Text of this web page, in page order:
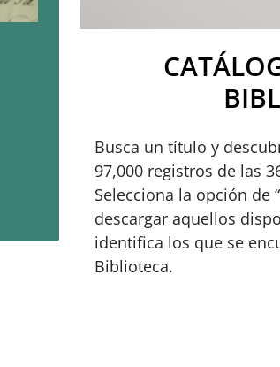
Busca un título y
97,000 registros de las
Selecciona la opción de
descargar aquellos
identifica los que se
Biblioteca.